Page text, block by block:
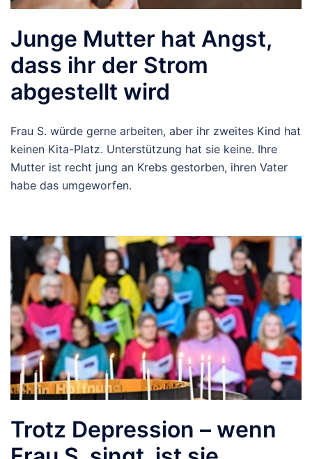
Junge Mutter hat Angst,
dass ihr der Strom
abgestellt wird
Frau S. würde gerne arbeiten, aber ihr zweites Kind hat
keinen Kita-Platz. Unterstützung hat sie keine. Ihre
Mutter ist recht jung an Krebs gestorben, ihren Vater
habe das umgeworfen.
Trotz Depression – wenn